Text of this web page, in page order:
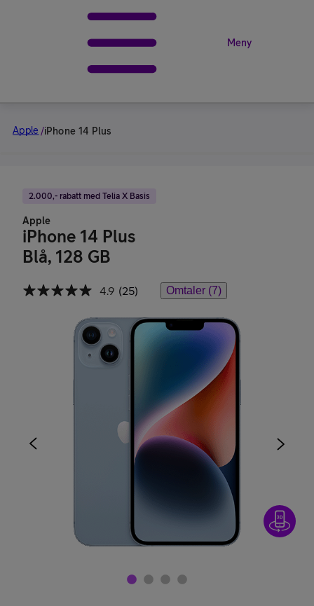
Meny
Apple /iPhone 14 Plus
2.000,- rabatt med Telia X Basis
Apple
iPhone 14 Plus
Blå, 128 GB
4.9 (25) Omtaler (7)